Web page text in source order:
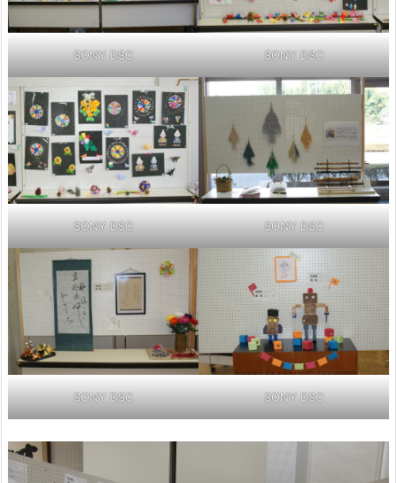
SONY DSC SONY DSC
SONY DSC SONY DSC
SONY DSC SONY DSC